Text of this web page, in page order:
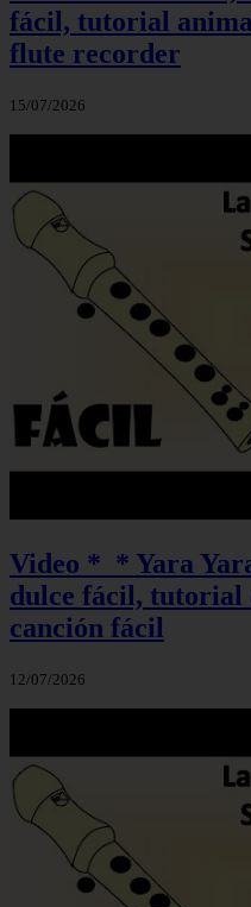
fácil, tutorial
flute recorder
15/07/2026
Video *_* Yara
dulce fácil, tutorial
canción fácil
12/07/2026